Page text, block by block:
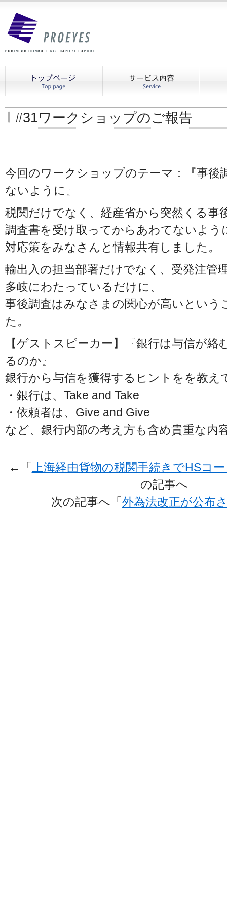
#31ワークショップのご報告
今回のワークショップのテーマ：『事後
ないように』
税関だけでなく、経産省から突然くる事
調査書を受け取ってからあわてないよう
対応策をみなさんと情報共有しました。
輸出入の担当部署だけでなく、受発注管
多岐にわたっているだけに、
事後調査はみなさまの関心が高いという
た。
【ゲストスピーカー】『銀行は与信が絡
るのか』
銀行から与信を獲得するヒントをを教え
・銀行は、Take and Take
・依頼者は、Give and Give
など、銀行内部の考え方も含め貴重な内
←「 上海経由貨物の税関手続きでHSコ
の記事へ
次の記事へ「外為法改正が公布